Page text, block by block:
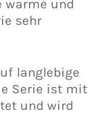
warme und
sehr
langlebige
Serie ist mit
und wird